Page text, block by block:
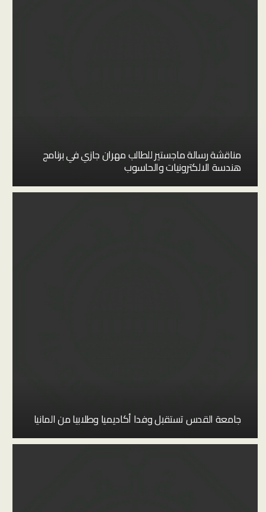
مناقشة رسالة ماجستير للطالب مهران جازي في برنامج
هندسة الالكترونيات والحاسوب
جامعة القدس تستقبل وفدا أكاديميا وطلابيا من المانيا